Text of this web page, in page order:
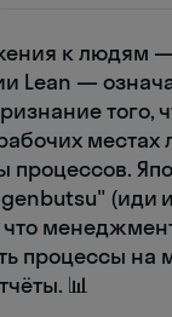
к людям
Lean —
того,
местах
процессов.
(иди
что
процессы на
📊